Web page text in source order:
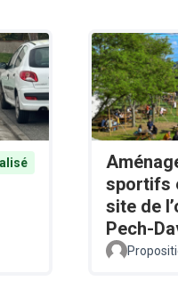
sportifs
site de
Pech-